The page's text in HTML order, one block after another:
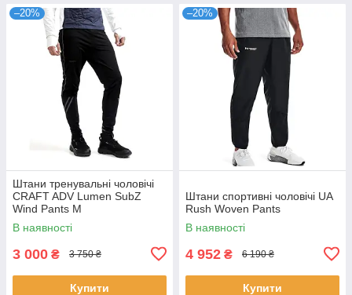
–20%
Штани тренувальні чоловічі
CRAFT ADV Lumen SubZ
Wind Pants M
В наявності
3 000 ₴ 3 750 ₴
Купити
–20%
Штани спортивні чоловічі UA
Rush Woven Pants
В наявності
4 952 ₴ 6 190 ₴
Купити